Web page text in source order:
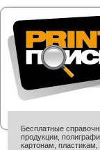
Бесплатные
продукции,
картонам,